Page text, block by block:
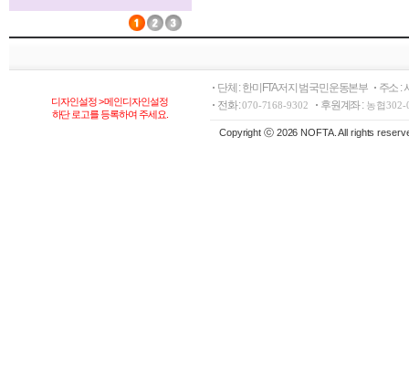
디자인설정 > 메인디자인설정
하단 로고를 등록하여 주세요.
단체 : 한미FTA저지 범국민운동본부
주소 :
전화 :070-7168-9302 후원계좌 : 농협302-
Copyright ⓒ 2026 NOFTA. All rights